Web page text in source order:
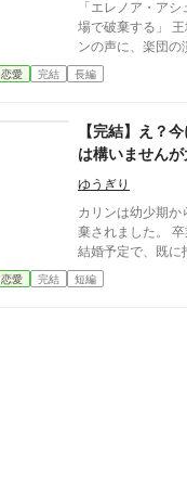
「エレノア・ア
場で破棄する」 王城の大広間に響いた第一王子レオ
ンの声に、楽団の演奏が
族たちは息をのみ
エレノアはゆっくりと顔を
が勝ち誇ったよ
恋愛 完結 長編
【完結】え？
は構いません
ゆうぎり
カリンは幼少期か
棄されました。
結婚予定で、既に
ちろんその場で受
ん。 カリンはず
恋愛 完結 短編